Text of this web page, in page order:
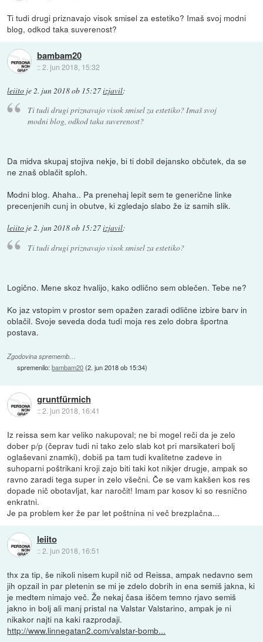
Ti tudi drugi priznavajo visok smisel za estetiko? Imaš svoj modni
blog, odkod taka suverenost?
bambam20
::2. jun 2018, 15:32
leiito je2. jun 2018 ob 15:27izjavil:
Ti tudi drugi priznavajo visok smisel za estetiko? Imaš svoj
modni blog, odkod taka suverenost?
Da midva skupaj stojiva nekje, bi ti dobil dejansko občutek, da se
ne znaš oblačit sploh.
Modni blog. Ahaha.. Pa prenehaj lepit sem te generične linke
precenjenih cunj in obutve, ki zgledajo slabo že iz samih slik.
leiito je2. jun 2018 ob 15:27izjavil:
Ti tudi drugi priznavajo visok smisel za estetiko?
Logično. Mene skoz hvalijo, kako odlično sem oblečen. Tebe ne?
Ko jaz vstopim v prostor sem opažen zaradi odlične izbire barv in
oblačil. Svoje seveda doda tudi moja res zelo dobra športna
postava.
Zgodovina sprememb…
spremenilo:bambam20(2. jun 2018 ob 15:34)
gruntfürmich
::2. jun 2018, 16:41
Iz reissa sem kar veliko nakupoval; ne bi mogel reči da je zelo
dober p/p (čeprav tudi ni tako zelo slab kot pri marsikateri bolj
oglaševani znamki), dobiš pa tam tudi kvalitetne zadeve in
suhoparni poštrikani kroji zajo biti taki kot nikjer drugje, ampak so
ravno zaradi tega super in zelo všečni. Če se vam kakšen kos res
dopade nič obotavljat, kar naročit! Imam par kosov ki so resnično
enkratni.
Je pa problem ker že par let poštnina ni več brezplačna...
leiito
::2. jun 2018, 16:51
thx za tip, še nikoli nisem kupil nič od Reissa, ampak nedavno sem
jih opzail in par pletenin se mi je zdelo dobrih in ena semiš jakna, ki
je medtem nimajo več. Že nekaj časa iščem temno rjavo semiš
jakno in bolj ali manj pristal na Valstar Valstarino, ampak je ni
nikakor najti na kaki razprodaji.
http://www.linnegatan2.com/valstar-bomb...